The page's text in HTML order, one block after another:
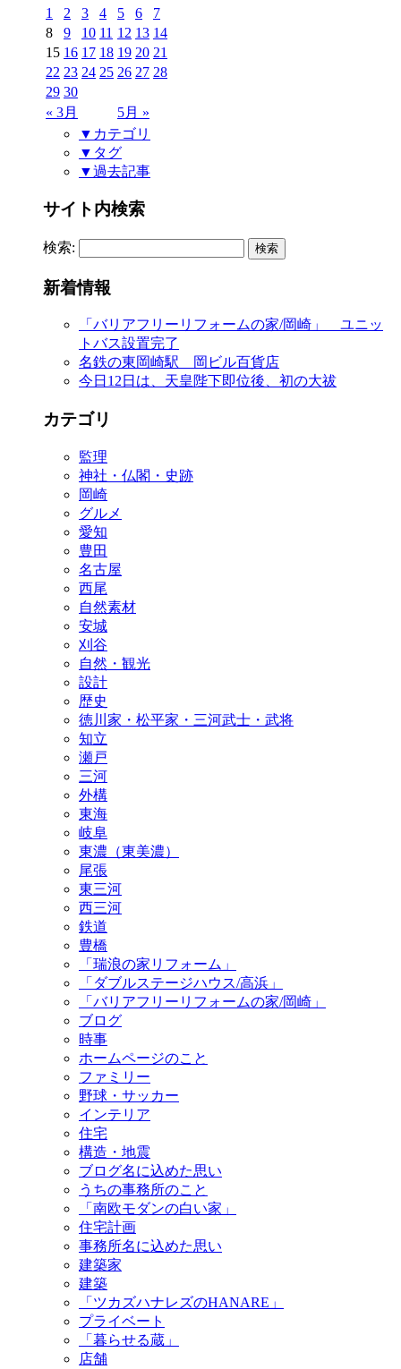
« 3月 5月 »
1 2 3 4 5 6
7
8
9 10 11 12 13 14
15 16 17 18 19 20 21
22 23 24 25 26 27 28
29 30
▼カテゴリ
▼タグ
▼過去記事
サイト内検索
検索:
新着情報
「バリアフリーリフォームの家/岡崎」 ユニッ
トバス設置完了
名鉄の東岡崎駅 岡ビル百貨店
今日12日は、天皇陛下即位後、初の大祓
カテゴリ
監理
神社・仏閣・史跡
岡崎
グルメ
愛知
豊田
名古屋
西尾
自然素材
安城
刈谷
自然・観光
設計
歴史
徳川家・松平家・三河武士・武将
知立
瀬戸
三河
外構
東海
岐阜
東濃（東美濃）
尾張
東三河
西三河
鉄道
豊橋
「瑞浪の家リフォーム」
「ダブルステージハウス/高浜」
「バリアフリーリフォームの家/岡崎」
ブログ
時事
ホームページのこと
ファミリー
野球・サッカー
インテリア
住宅
構造・地震
ブログ名に込めた思い
うちの事務所のこと
「南欧モダンの白い家」
住宅計画
事務所名に込めた思い
建築家
建築
「ツカズハナレズのHANARE」
プライベート
「暮らせる蔵」
店舗